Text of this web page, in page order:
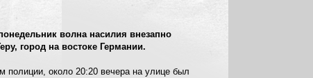
волна насилия внезапно
город на востоке Германии.
полиции, около 20:20 вечера на улице был